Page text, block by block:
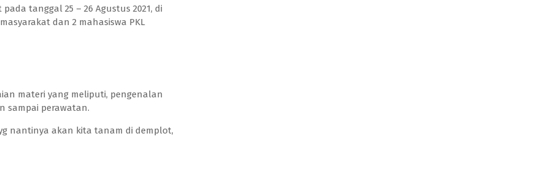
tanggal 25 – 26 Agustus 2021, di
dan 2 mahasiswa PKL
materi yang meliputi, pengenalan
sampai perawatan.
nantinya akan kita tanam di demplot,